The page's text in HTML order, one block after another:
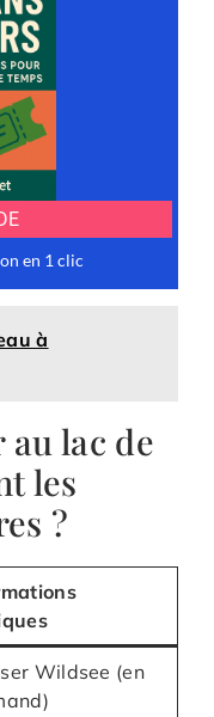
à
lac de
les
?
Wildsee (en